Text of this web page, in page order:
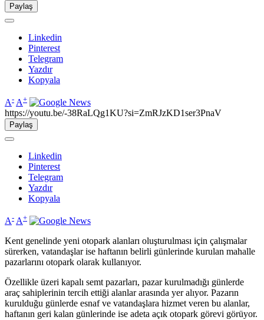
Paylaş
Linkedin
Pinterest
Telegram
Yazdır
Kopyala
A- A+
https://youtu.be/-38RaLQg1KU?si=ZmRJzKD1ser3PnaV
Paylaş
Linkedin
Pinterest
Telegram
Yazdır
Kopyala
A- A+
Kent genelinde yeni otopark alanları oluşturulması için çalışmalar
sürerken, vatandaşlar ise haftanın belirli günlerinde kurulan mahalle
pazarlarını otopark olarak kullanıyor.
Özellikle üzeri kapalı semt pazarları, pazar kurulmadığı günlerde
araç sahiplerinin tercih ettiği alanlar arasında yer alıyor. Pazarın
kurulduğu günlerde esnaf ve vatandaşlara hizmet veren bu alanlar,
haftanın geri kalan günlerinde ise adeta açık otopark görevi görüyor.